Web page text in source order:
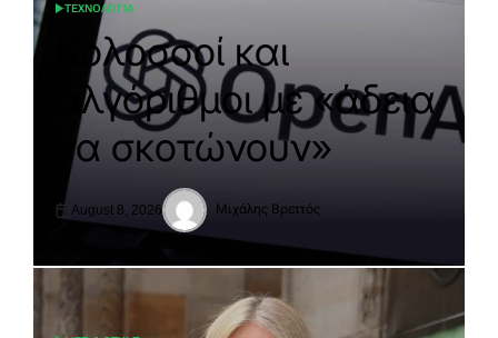
POSTED
ΤΕΧΝΟΛΟΓΙΑ
Κολοσσοί και
αλγόριθμοι με «άδεια
να σκοτώνουν»
Posted
August 8, 2026
Posted
Μιχάλης Βρεττός